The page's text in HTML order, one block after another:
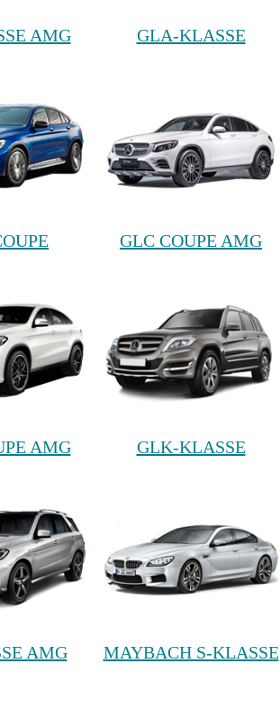
AMG GLA-KLASSE
GLC COUPE AMG
AMG GLK-KLASSE
AMG MAYBACH S-KLASSE